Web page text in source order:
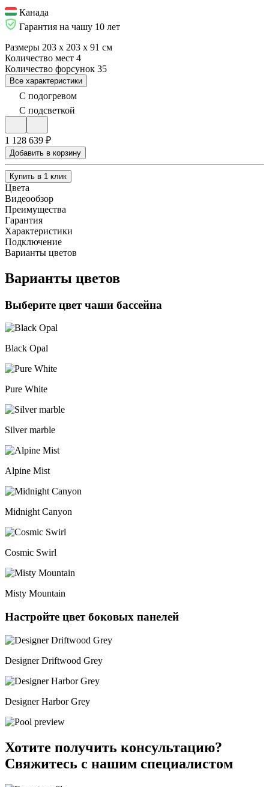
Канада
Гарантия на чашу 10 лет
Размеры 203 х 203 х 91 см
Количество мест 4
Количество форсунок 35
Все характеристики
С подогревом
С подсветкой
1 128 639 ₽
Добавить в корзину
Купить в 1 клик
Цвета
Видеообзор
Преимущества
Гарантия
Характеристики
Подключение
Варианты цветов
Варианты цветов
Выберите цвет чаши бассейна
Black Opal
Pure White
Silver marble
Alpine Mist
Midnight Canyon
Cosmic Swirl
Misty Mountain
Настройте цвет боковых панелей
Designer Driftwood Grey
Designer Harbor Grey
Хотите получить консультацию?
Свяжитесь с нашим специалистом